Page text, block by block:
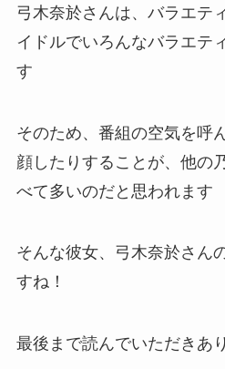
弓木奈於さんは、バラエテ
イドルでいろんなバラエテ
す
そのため、番組の空気を呼
顔したりすることが、他の
べて多いのだと思われます
そんな彼女、弓木奈於さん
すね！
最後まで読んでいただきあ